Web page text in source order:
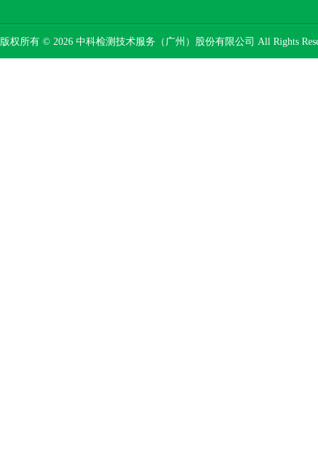
版权所有 © 2026 中科检测技术服务（广州）股份有限公司 All Rights